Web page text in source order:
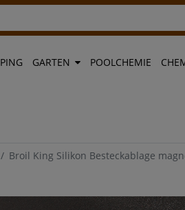
GARTEN POOLCHEMIE
Broil King Silikon Besteckablage